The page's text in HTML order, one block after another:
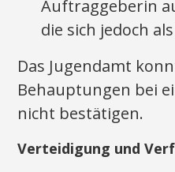
Auftraggeberin
die sich jedoch
Das Jugendamt
Behauptungen bei
nicht bestätigen.
Verteidigung und